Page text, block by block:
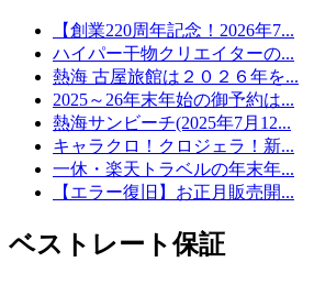
【創業220周年記念！2026年7...
ハイパー干物クリエイターの...
熱海 古屋旅館は２０２６年を...
2025～26年末年始の御予約は...
熱海サンビーチ(2025年7月12...
キャラクロ！クロジェラ！新...
一休・楽天トラベルの年末年...
【エラー復旧】お正月販売開...
ベストレート保証